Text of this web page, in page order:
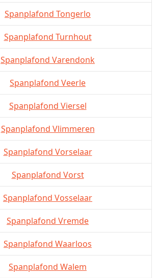
Spanplafond Tongerlo
Spanplafond Turnhout
Spanplafond Varendonk
Spanplafond Veerle
Spanplafond Viersel
Spanplafond Vlimmeren
Spanplafond Vorselaar
Spanplafond Vorst
Spanplafond Vosselaar
Spanplafond Vremde
Spanplafond Waarloos
Spanplafond Walem